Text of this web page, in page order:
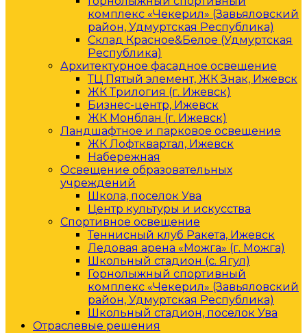
комплекс «Чекерил» (Завьяловский
район, Удмуртская Республика)
Склад Красное&Белое (Удмуртская
Республика)
Архитектурное фасадное освещение
ТЦ Пятый элемент, ЖК Знак, Ижевск
ЖК Трилогия (г. Ижевск)
Бизнес-центр, Ижевск
ЖК Монблан (г. Ижевск)
Ландшафтное и парковое освещение
ЖК Лофтквартал, Ижевск
Набережная
Освещение образовательных
учреждений
Школа, поселок Ува
Центр культуры и искусства
Спортивное освещение
Теннисный клуб Ракета, Ижевск
Ледовая арена «Можга» (г. Можга)
Школьный стадион (с. Ягул)
Горнолыжный спортивный
комплекс «Чекерил» (Завьяловский
район, Удмуртская Республика)
Школьный стадион, поселок Ува
Отраслевые решения